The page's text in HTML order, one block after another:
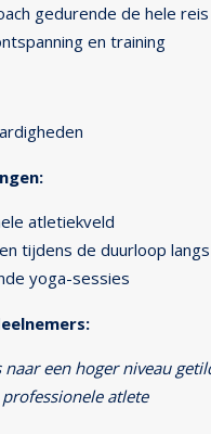
gedurende de hele reis
en training
atletiekveld
tijdens de duurloop
yoga-sessies
een hoger niveau
atlete